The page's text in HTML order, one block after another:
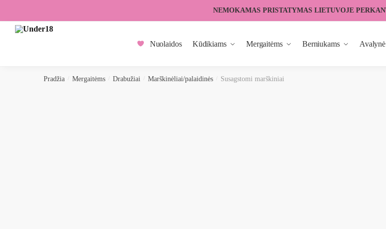
navigation
content
NEMOKAMAS PRISTATYMAS LIETUVOJE
Nuolaidos Kūdikiams Mergaitėms Berniukams Avalynė
Pradžia Mergaitėms Drabužiai Marškinėliai/palaidinės Susagstomi marškiniai